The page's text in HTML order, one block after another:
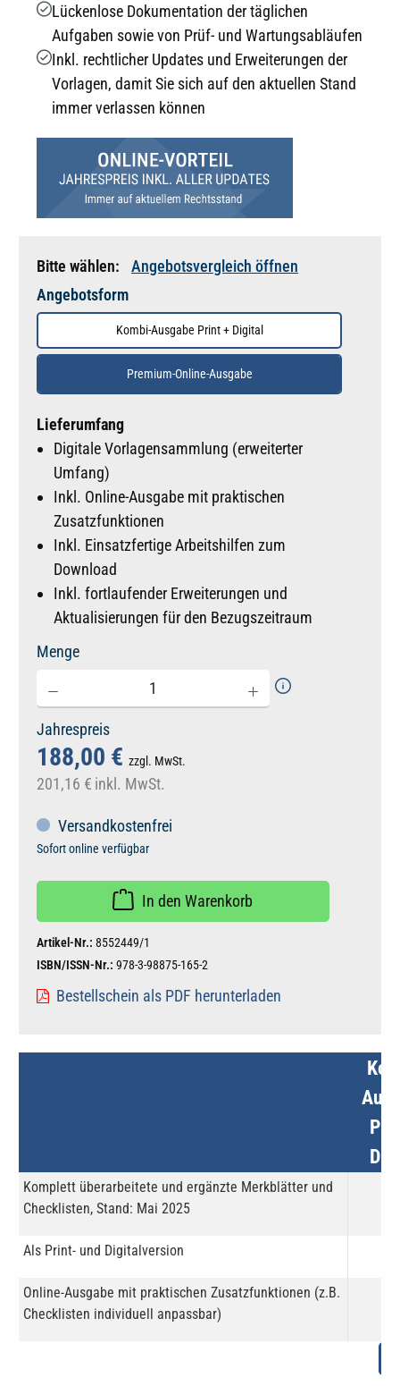
Lückenlose Dokumentation der täglichen
Aufgaben sowie von Prüf- und Wartungsabläufen
Inkl. rechtlicher Updates und Erweiterungen der
Vorlagen, damit Sie sich auf den aktuellen Stand
immer verlassen können
Bitte wählen:
Angebotsvergleich öffnen
Angebotsform
Kombi-Ausgabe Print + Digital
Premium-Online-Ausgabe
Lieferumfang
Digitale Vorlagensammlung (erweiterter
Umfang)
Inkl. Online-Ausgabe mit praktischen
Zusatzfunktionen
Inkl. Einsatzfertige Arbeitshilfen zum
Download
Inkl. fortlaufender Erweiterungen und
Aktualisierungen für den Bezugszeitraum
Menge
Jahrespreis
188,00 € zzgl. MwSt.
201,16 € inkl. MwSt.
Versandkostenfrei
Sofort online verfügbar
In den Warenkorb
Artikel-Nr.: 8552449/1
ISBN/ISSN-Nr.: 978-3-98875-165-2
Bestellschein als PDF herunterladen
Komplett überarbeitete und ergänzte Merkblätter und
Checklisten, Stand: Mai 2025
Als Print- und Digitalversion
Online-Ausgabe mit praktischen Zusatzfunktionen (z.B.
Checklisten individuell anpassbar)